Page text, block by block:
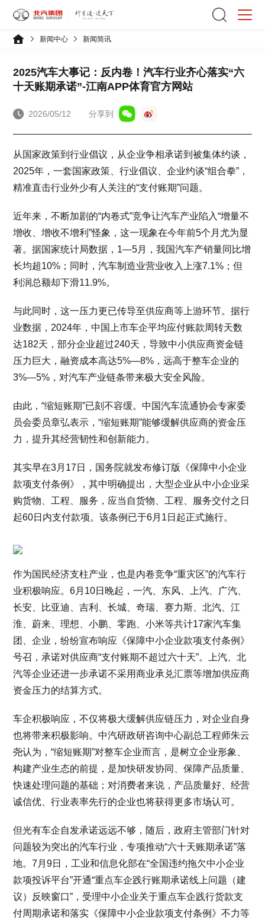
新闻中心 新闻简讯
2025汽车大事记：反内卷！汽车行业齐心落实“六
十天账期承诺”-江南APP体育官方网站
2026/05/12 分享到
从国家政策到行业倡议，从企业争相承诺到被集体约谈，
2025年，一套国家政策、行业倡议、企业约谈“组合拳”，
精准直击行业外少有人关注的“支付账期”问题。
近年来，不断加剧的“内卷式”竞争让汽车产业陷入“增量不
增收、增收不增利”怪象，这一现象在今年前5个月尤为显
著。据国家统计局数据，1—5月，我国汽车产销量同比增
长均超10%；同时，汽车制造业营业收入上涨7.1%；但
利润总额却下滑11.9%。
与此同时，这一压力更已传导至供应商等上游环节。据行
业数据，2024年，中国上市车企平均应付账款周转天数
达182天，部分企业超过240天，导致中小供应商资金链
压力巨大，融资成本高达5%—8%，远高于整车企业的
3%—5%，对汽车产业链条带来极大安全风险。
由此，“缩短账期”已刻不容缓。中国汽车流通协会专家委
员会委员章弘表示，“缩短账期”能够缓解供应商的资金压
力，提升其经营韧性和创新能力。
其实早在3月17日，国务院就发布修订版《保障中小企业
款项支付条例》，其中明确提出，大型企业从中小企业采
购货物、工程、服务，应当自货物、工程、服务交付之日
起60日内支付款项。该条例已于6月1日起正式施行。
作为国民经济支柱产业，也是内卷竞争“重灾区”的汽车行
业积极响应。6月10日晚起，一汽、东风、上汽、广汽、
长安、比亚迪、吉利、长城、奇瑞、赛力斯、北汽、江
淮、蔚来、理想、小鹏、零跑、小米等共计17家汽车集
团、企业，纷纷宣布响应《保障中小企业款项支付条例》
号召，承诺对供应商“支付账期不超过六十天”。上汽、北
汽等企业还进一步承诺不采用商业承兑汇票等增加供应商
资金压力的结算方式。
车企积极响应，不仅将极大缓解供应链压力，对企业自身
也将带来积极影响。中汽研政研咨询中心副总工程师朱云
尧认为，“缩短账期”对整车企业而言，是树立企业形象、
构建产业生态的前提，是加快研发协同、保障产品质量、
快速处理问题的基础；对消费者来说，产品质量好、经营
诚信优、行业表率先行的企业也将获得更多市场认可。
但光有车企自发承诺远远不够，随后，政府主管部门针对
问题较为突出的汽车行业，专项推动“六十天账期承诺”落
地。7月9日，工业和信息化部在“全国违约拖欠中小企业
款项投诉平台”开通“重点车企践行账期承诺线上问题（建
议）反映窗口”，受理中小企业关于重点车企践行货款支
付周期承诺和落实《保障中小企业款项支付条例》不力等